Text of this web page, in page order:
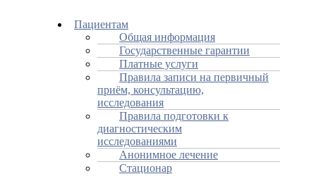
Пациентам
Общая информация
Государственные гарантии
Платные услуги
Правила записи на первичный
приём, консультацию,
исследования
Правила подготовки к
диагностическим
исследованиями
Анонимное лечение
Стационар